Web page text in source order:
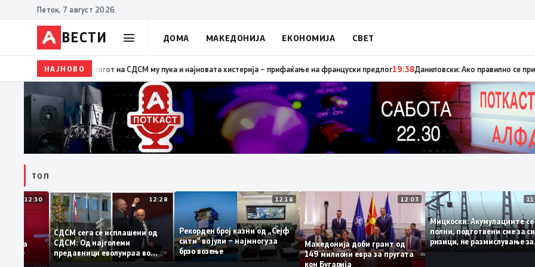
Петок, 7 август 2026
ВЕСТИ ДОМА МАКЕДОНИЈА ЕКОНОМИЈА СВЕТ
НАЈНОВО19:39ВМРО-ДПМНЕ: Како што му пукна меурот од сапуница „мигранти за пари“, така на талогот на СДСМ му пука и
ТОП
12:30
на
12:28
СДСМ сега се исплашени од
СДСМ: Од најголеми
предавници еволуираа во
најголеми патриоти
12:18
Рекорден број казни од „Сејф
сити“ во јули – најмногу за
брзо возење
12:03
Македонија доби грант од
149 милиони евра за пругата
кон Бугарија
Мицкоски: Акумулациите
полни, подготвени сме
ризици, не
поскапување на струјата